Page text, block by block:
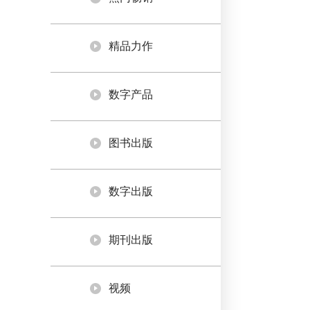
精品力作
数字产品
图书出版
数字出版
期刊出版
视频